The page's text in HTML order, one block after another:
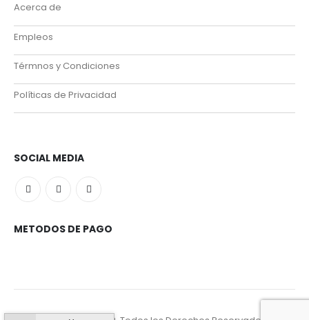
Acerca de
Empleos
Térmnos y Condiciones
Políticas de Privacidad
SOCIAL MEDIA
METODOS DE PAGO